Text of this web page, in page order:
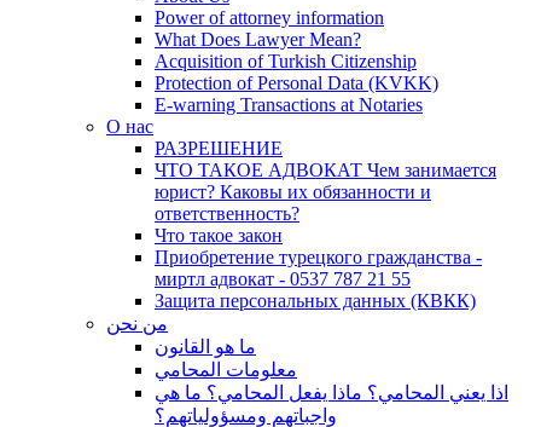
Power of attorney information
What Does Lawyer Mean?
Acquisition of Turkish Citizenship
Protection of Personal Data (KVKK)
E-warning Transactions at Notaries
О нас
РАЗРЕШЕНИЕ
ЧТО ТАКОЕ АДВОКАТ Чем занимается
юрист? Каковы их обязанности и
ответственность?
Что такое закон
Приобретение турецкого гражданства -
миртл адвокат - 0537 787 21 55
Защита персональных данных (КВКК)
من نحن
ما هو القانون
معلومات المحامي
اذا يعني المحامي؟ ماذا يفعل المحامي؟ ما هي
واجباتهم ومسؤولياتهم؟